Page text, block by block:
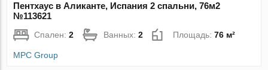
Пентхаус в Аликанте, Испания 2 спальни, 76м2
№113621
Спален:2 Ванных:2 Площадь:76 м²
MPC Group